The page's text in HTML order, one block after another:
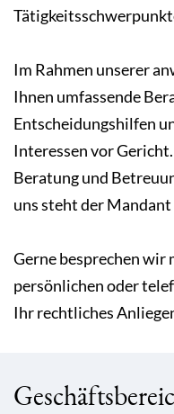
Im Rahmen unserer
Ihnen umfassende
Entscheidungshilfen
Interessen vor
Beratung und
uns steht der
Gerne besprechen wir
persönlichen oder
Ihr rechtliches